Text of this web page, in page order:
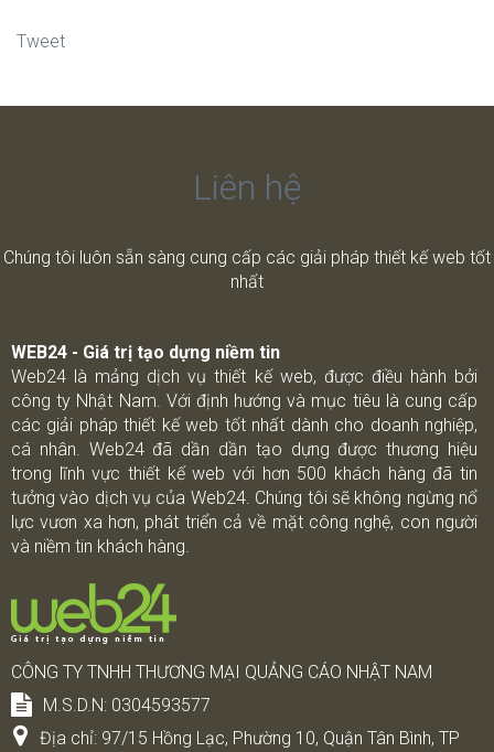
Tweet
Liên hệ
Chúng tôi luôn sẵn sàng cung cấp các giải pháp thiết kế web tốt
nhất
WEB24 - Giá trị tạo dựng niềm tin
Web24 là mảng dịch vụ thiết kế web, được điều hành bởi
công ty Nhật Nam. Với định hướng và mục tiêu là cung cấp
các giải pháp thiết kế web tốt nhất dành cho doanh nghiệp,
cá nhân. Web24 đã dần dần tạo dựng được thương hiệu
trong lĩnh vực thiết kế web với hơn 500 khách hàng đã tin
tưởng vào dịch vụ của Web24. Chúng tôi sẽ không ngừng nổ
lực vươn xa hơn, phát triển cả về mặt công nghệ, con người
và niềm tin khách hàng.
CÔNG TY TNHH THƯƠNG MẠI QUẢNG CÁO NHẬT NAM
M.S.D.N: 0304593577
Địa chỉ: 97/15 Hồng Lạc, Phường 10, Quận Tân Bình, TP